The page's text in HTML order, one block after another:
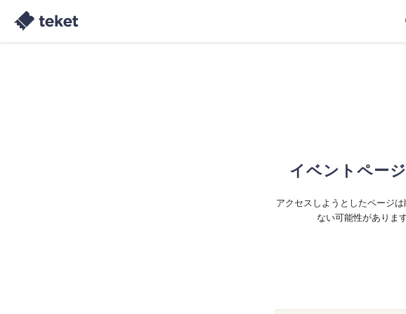
イベントペー
アクセスしようとしたページ
ない可能性がありま